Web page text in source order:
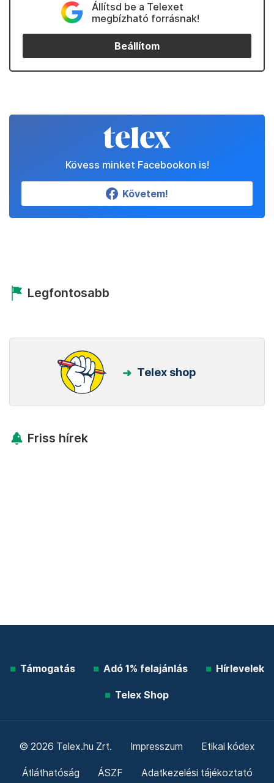
Állítsd be a Telexet
megbízható forrásnak!
Beállítom
Kövess minket Facebookon is!
Követem!
Legfontosabb
Telex shop
Friss hírek
Támogatás Adó 1% felajánlás Hírlevelek
Telex Shop
© 2026 Telex.hu Zrt. Impresszum Etikai kódex
Átláthatóság ÁSZF Adatkezelési tájékoztató